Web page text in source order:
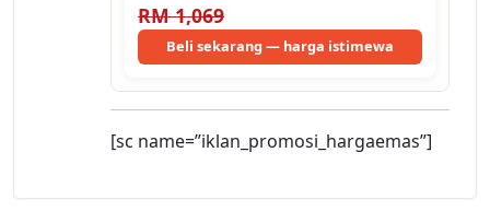
RM 1,069
Beli sekarang — harga istimewa
[sc name=”iklan_promosi_hargaemas”]